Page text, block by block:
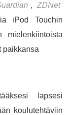
, ZDNet
​​iPod Touchin
mielenkiintoista
paikkansa
lapsesi
koulutehtäviin